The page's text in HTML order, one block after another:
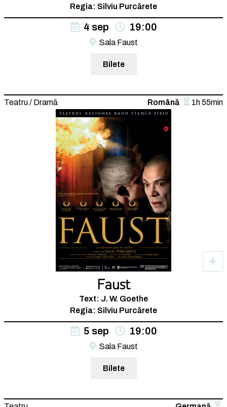
Regia: Silviu Purcărete
4 sep 19:00
Sala Faust
Bilete
Teatru / Dramă Română 1h 55min
Faust
Text: J. W. Goethe
Regia: Silviu Purcărete
5 sep 19:00
Sala Faust
Bilete